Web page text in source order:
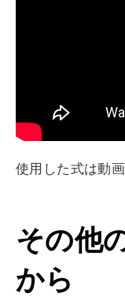
使用した式は動
その他
から